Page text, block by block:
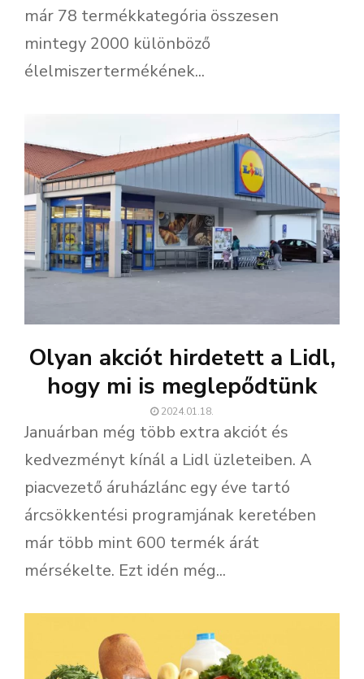
már 78 termékkategória összesen
mintegy 2000 különböző
élelmiszertermékének...
Olyan akciót hirdetett a Lidl,
hogy mi is meglepődtünk
2024.01.18.
Januárban még több extra akciót és
kedvezményt kínál a Lidl üzleteiben. A
piacvezető áruházlánc egy éve tartó
árcsökkentési programjának keretében
már több mint 600 termék árát
mérsékelte. Ezt idén még...